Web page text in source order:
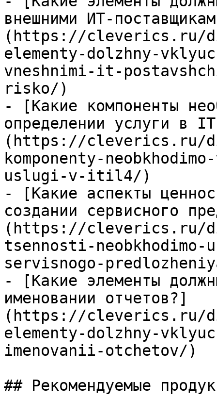
внешними ИТ-
(https://cleverics.ru/
elementy-dolzhny-
vneshnimi-it-
risko/)
- [Какие компоненты
определении услуги в
(https://cleverics.ru/
komponenty-
uslugi-v-itil4/)
- [Какие аспекты
создании сервисного
(https://cleverics.ru/
tsennosti-
servisnogo-
- [Какие элементы
именовании отчетов?]
(https://cleverics.ru/
elementy-dolzhny-
imenovanii-otchetov/)
## Рекомендуемые